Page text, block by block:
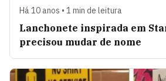
Há 10 anos • 1 min de leitura
Lanchonete inspirada em
precisou mudar de nome